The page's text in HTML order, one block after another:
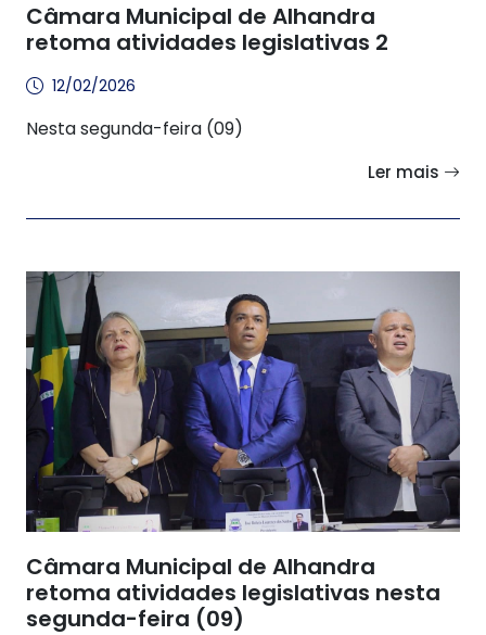
Câmara Municipal de Alhandra
retoma atividades legislativas 2
12/02/2026
Nesta segunda-feira (09)
Ler mais
Câmara Municipal de Alhandra
retoma atividades legislativas nesta
segunda-feira (09)